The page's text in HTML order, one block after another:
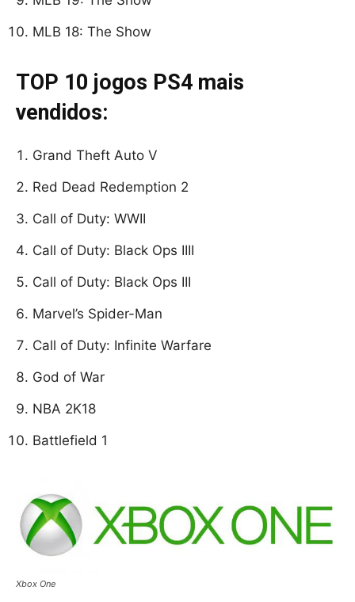
MLB 18: The Show
TOP 10 jogos PS4 mais
vendidos:
Grand Theft Auto V
Red Dead Redemption 2
Call of Duty: WWII
Call of Duty: Black Ops IIII
Call of Duty: Black Ops III
Marvel’s Spider-Man
Call of Duty: Infinite Warfare
God of War
NBA 2K18
Battlefield 1
Xbox One